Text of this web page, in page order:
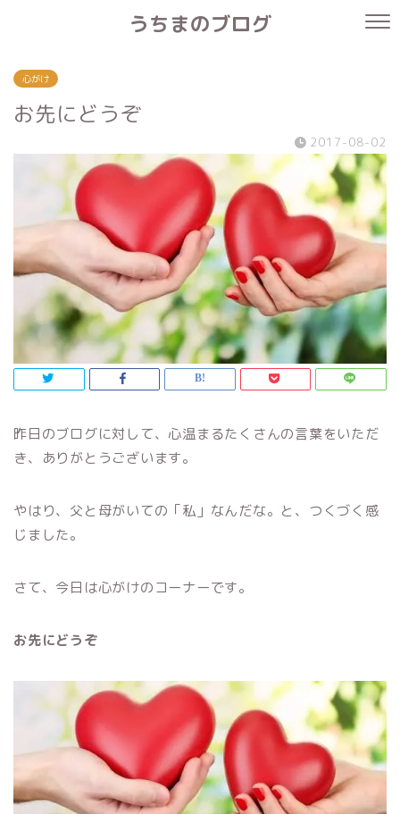
うちまのブログ
心がけ
お先にどうぞ
2017-08-02
昨日のブログに対して、心温まるたくさんの言葉をいただ
き、ありがとうございます。
やはり、父と母がいての「私」なんだな。と、つくづく感
じました。
さて、今日は心がけのコーナーです。
お先にどうぞ